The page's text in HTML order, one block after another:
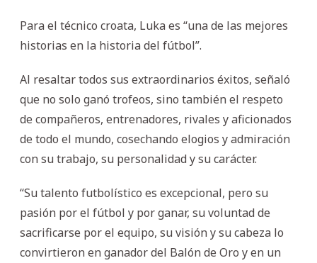
Para el técnico croata, Luka es “una de las mejores
historias en la historia del fútbol”.
Al resaltar todos sus extraordinarios éxitos, señaló
que no solo ganó trofeos, sino también el respeto
de compañeros, entrenadores, rivales y aficionados
de todo el mundo, cosechando elogios y admiración
con su trabajo, su personalidad y su carácter.
“Su talento futbolístico es excepcional, pero su
pasión por el fútbol y por ganar, su voluntad de
sacrificarse por el equipo, su visión y su cabeza lo
convirtieron en ganador del Balón de Oro y en un